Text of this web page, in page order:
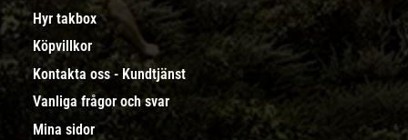
Hyr takbox
Köpvillkor
Kontakta oss - Kundtjänst
Vanliga frågor och svar
Mina sidor